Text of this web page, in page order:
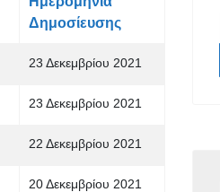
Δημοσίευσης
23 Δεκεμβρίου 2021
23 Δεκεμβρίου 2021
22 Δεκεμβρίου 2021
20 Δεκεμβρίου 2021